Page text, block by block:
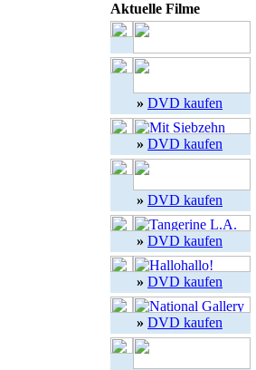
Aktuelle Filme
» DVD kaufen
» DVD kaufen
» DVD kaufen
» DVD kaufen
» DVD kaufen
» DVD kaufen